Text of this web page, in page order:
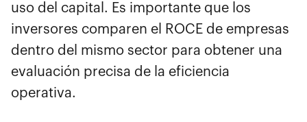
uso del capital. Es importante que los
inversores comparen el ROCE de empresas
dentro del mismo sector para obtener una
evaluación precisa de la eficiencia
operativa.